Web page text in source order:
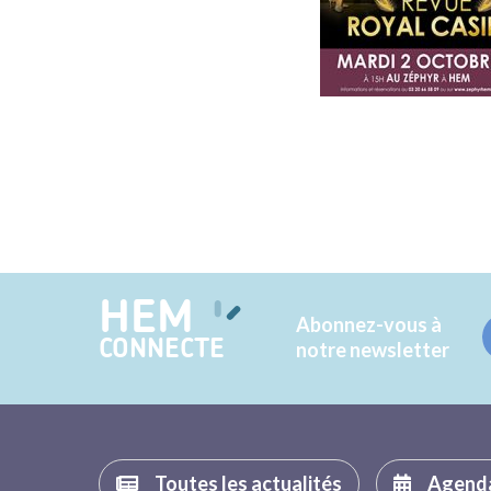
HEM
CONNECTE
Abonnez-vous à
notre newsletter
Toutes les actualités